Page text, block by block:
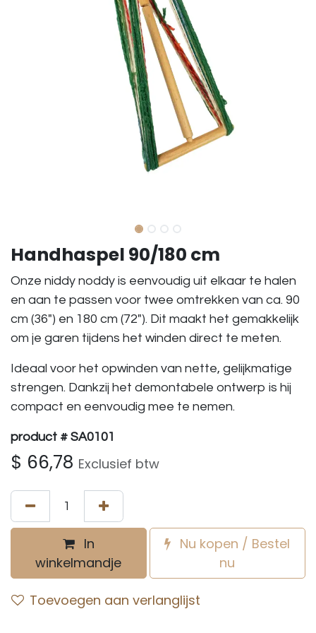
Handhaspel 90/180 cm
Onze niddy noddy is eenvoudig uit elkaar te halen
en aan te passen voor twee omtrekken van ca. 90
cm (36") en 180 cm (72"). Dit maakt het gemakkelijk
om je garen tijdens het winden direct te meten.
Ideaal voor het opwinden van nette, gelijkmatige
strengen. Dankzij het demontabele ontwerp is hij
compact en eenvoudig mee te nemen.
product # SA0101
$ 66,78 Exclusief btw
In
winkelmandje
Nu kopen / Bestel
nu
Toevoegen aan verlanglijst